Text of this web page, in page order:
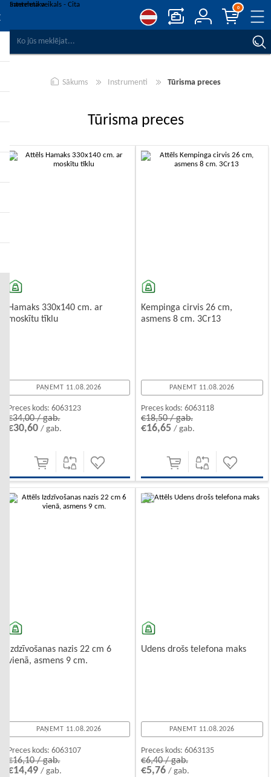
0
Sākums Instrumenti Tūrisma preces
Tūrisma preces
Hamaks 330x140 cm. ar
moskītu tīklu
PAŅEMT 11.08.2026
Preces kods: 6063123
€34,00 / gab.
€30,60/ gab.
Kempinga cirvis 26 cm,
asmens 8 cm. 3Cr13
PAŅEMT 11.08.2026
Preces kods: 6063118
€18,50 / gab.
€16,65 / gab.
Izdzīvošanas nazis 22 cm 6
vienā, asmens 9 cm.
PAŅEMT 11.08.2026
Preces kods: 6063107
€16,10 / gab.
€14,49/ gab.
Udens drošs telefona maks
PAŅEMT 11.08.2026
Preces kods: 6063135
€6,40 / gab.
€5,76 / gab.